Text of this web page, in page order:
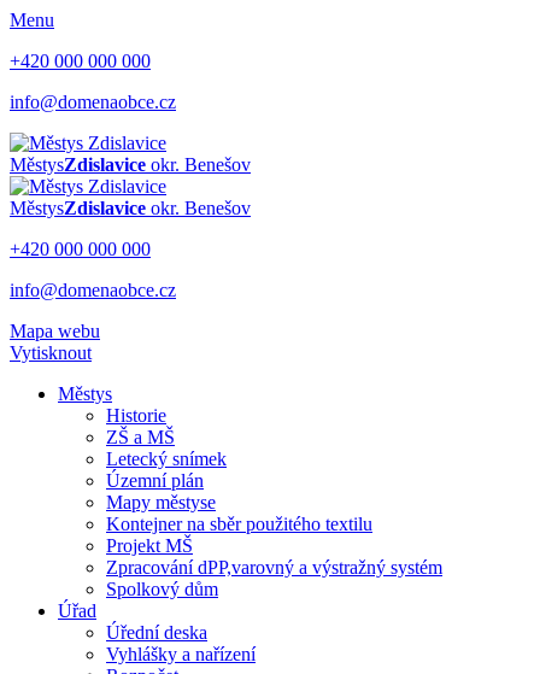
Menu
+420 000 000 000
info@domenaobce.cz
MěstysZdislavice okr. Benešov
MěstysZdislavice okr. Benešov
+420 000 000 000
info@domenaobce.cz
Mapa webu
Vytisknout
Městys
Historie
ZŠ a MŠ
Letecký snímek
Územní plán
Mapy městyse
Kontejner na sběr použitého textilu
Projekt MŠ
Zpracování dPP,varovný a výstražný systém
Spolkový dům
Úřad
Úřední deska
Vyhlášky a nařízení